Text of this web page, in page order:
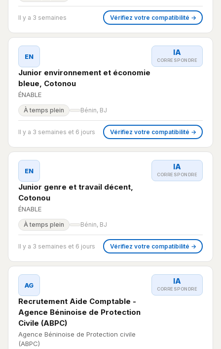
Il y a 3 semaines Vérifiez votre compatibilité →
EN
Junior environnement et économie
bleue, Cotonou
ÉNABLE
IA
CORRESPONDRE
À temps plein Bénin, BJ
Il y a 3 semaines et 6 jours Vérifiez votre compatibilité →
EN
Junior genre et travail décent,
Cotonou
ÉNABLE
IA
CORRESPONDRE
À temps plein Bénin, BJ
Il y a 3 semaines et 6 jours Vérifiez votre compatibilité →
AG
Recrutement Aide Comptable -
Agence Béninoise de Protection
Civile (ABPC)
Agence Béninoise de Protection civile
(ABPC)
IA
CORRESPONDRE